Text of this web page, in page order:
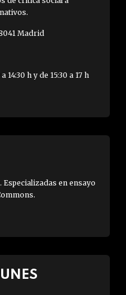
Madrid
h y de 15:30 a 17 h
en ensayo